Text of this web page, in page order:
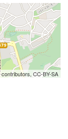
contributors, CC-BY-SA